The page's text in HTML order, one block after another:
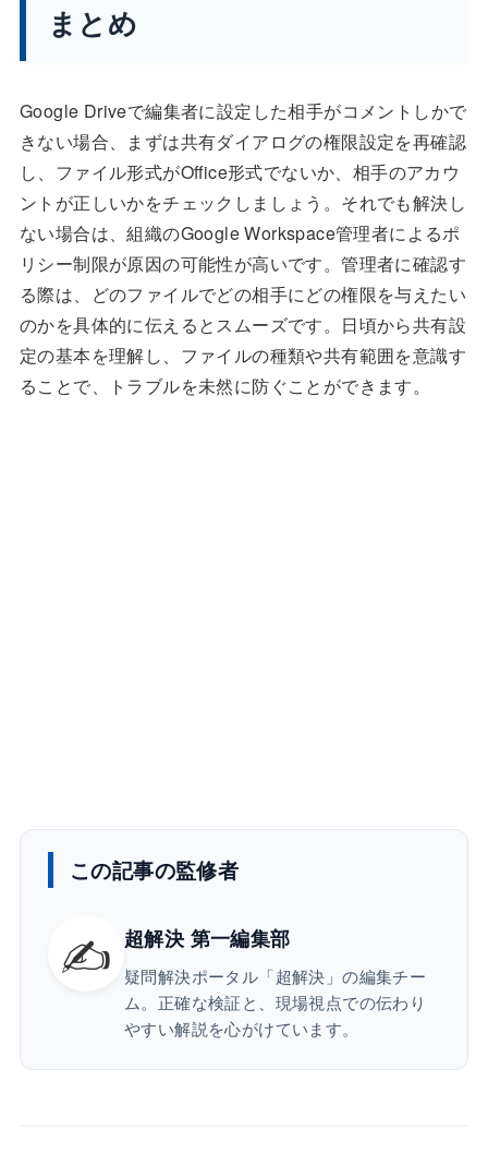
まとめ
Google Driveで編集者に設定した相手がコメントしかで
きない場合、まずは共有ダイアログの権限設定を再確認
し、ファイル形式がOffice形式でないか、相手のアカウ
ントが正しいかをチェックしましょう。それでも解決し
ない場合は、組織のGoogle Workspace管理者によるポ
リシー制限が原因の可能性が高いです。管理者に確認す
る際は、どのファイルでどの相手にどの権限を与えたい
のかを具体的に伝えるとスムーズです。日頃から共有設
定の基本を理解し、ファイルの種類や共有範囲を意識す
ることで、トラブルを未然に防ぐことができます。
この記事の監修者
✍️ 超解決 第一編集部
疑問解決ポータル「超解決」の編集チー
ム。正確な検証と、現場視点での伝わり
やすい解説を心がけています。